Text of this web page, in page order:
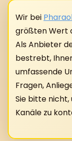
Wir bei
größten Wert
Als Anbieter
bestrebt,
umfassende
Fragen,
Sie bitte
Kanäle zu